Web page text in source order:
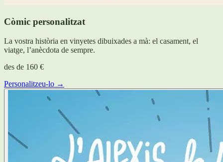
Còmic personalitzat
La vostra història en vinyetes dibuixades a mà: el casament, el
viatge, l’anècdota de sempre.
des de 160 €
Personalitzeu-lo →